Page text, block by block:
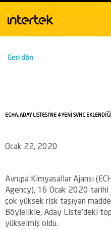
Geri dön
ECHA, ADAY LİSTESİ’NE 4 YENİ SVHC
Ocak 22, 2020
Avrupa Kimyasallar Ajansı
Agency), 16 Ocak 2020
çok yüksek risk taşıyan
Böylelikle, Aday Liste’deki
yükselmiş oldu.